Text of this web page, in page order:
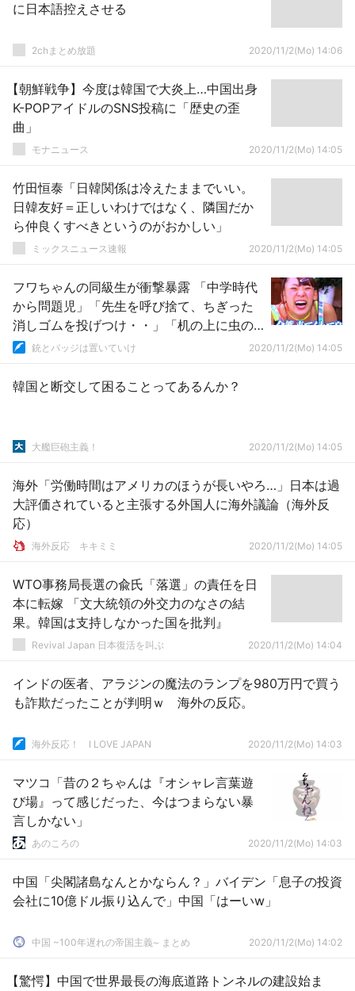
に日本語控えさせる
2chまとめ放題 2020/11/2(Mo) 14:06
【朝鮮戦争】今度は韓国で大炎上…中国出身
K-POPアイドルのSNS投稿に「歴史の歪
曲」
モナニュース 2020/11/2(Mo) 14:05
竹田恒泰「日韓関係は冷えたままでいい。
日韓友好＝正しいわけではなく、隣国だか
ら仲良くすべきというのがおかしい」
ミックスニュース速報 2020/11/2(Mo) 14:05
フワちゃんの同級生が衝撃暴露 「中学時代
から問題児」「先生を呼び捨て、ちぎった
消しゴムを投げつけ・・」「机の上に虫の
死骸を置いて・・」
銃とバッジは置いていけ 2020/11/2(Mo) 14:05
韓国と断交して困ることってあるんか？
大艦巨砲主義！ 2020/11/2(Mo) 14:05
海外「労働時間はアメリカのほうが長いやろ…」日本は過
大評価されていると主張する外国人に海外議論（海外反
応）
­海外反応 キキミミ 2020/11/2(Mo) 14:05
WTO事務局長選の兪氏「落選」の責任を日
本に転嫁 「文大統領の外交力のなさの結
果。韓国は支持しなかった国を批判』
Revival Japan 日本復活を叫ぶ 2020/11/2(Mo) 14:04
インドの医者、アラジンの魔法のランプを980万円で買う
も詐欺だったことが判明ｗ 海外の反応。
海外反応！ I LOVE JAPAN 2020/11/2(Mo) 14:03
マツコ「昔の２ちゃんは『オシャレ言葉遊
び場』って感じだった、今はつまらない暴
言しかない」
あのころの 2020/11/2(Mo) 14:03
中国「尖閣諸島なんとかならん？」バイデン「息子の投資
会社に10億ドル振り込んで」中国「はーいw」
中国 ~100年遅れの帝国主義~ まとめ 2020/11/2(Mo) 14:02
【驚愕】中国で世界最長の海底道路トンネルの建設始ま